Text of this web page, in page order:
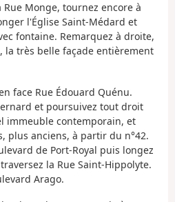
Monge, tournez encore à
l'Église Saint-Médard et
fontaine. Remarquez à droite,
la très belle façade entièrement
face Rue Édouard Quénu.
et poursuivez tout droit
immeuble contemporain, et
plus anciens, à partir du n°42.
de Port-Royal puis longez
la Rue Saint-Hippolyte.
Arago.